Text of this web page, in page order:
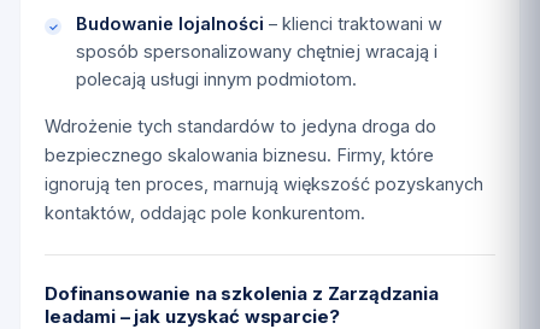
Budowanie lojalności – klienci traktowani w
sposób spersonalizowany chętniej wracają i
polecają usługi innym podmiotom.
Wdrożenie tych standardów to jedyna droga do
bezpiecznego skalowania biznesu. Firmy, które
ignorują ten proces, marnują większość pozyskanych
kontaktów, oddając pole konkurentom.
Dofinansowanie na szkolenia z Zarządzania
leadami – jak uzyskać wsparcie?